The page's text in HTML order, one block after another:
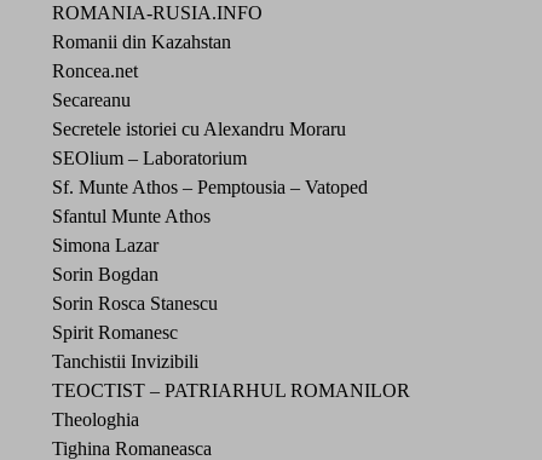
ROMANIA-RUSIA.INFO
Romanii din Kazahstan
Roncea.net
Secareanu
Secretele istoriei cu Alexandru Moraru
SEOlium – Laboratorium
Sf. Munte Athos – Pemptousia – Vatoped
Sfantul Munte Athos
Simona Lazar
Sorin Bogdan
Sorin Rosca Stanescu
Spirit Romanesc
Tanchistii Invizibili
TEOCTIST – PATRIARHUL ROMANILOR
Theologhia
Tighina Romaneasca